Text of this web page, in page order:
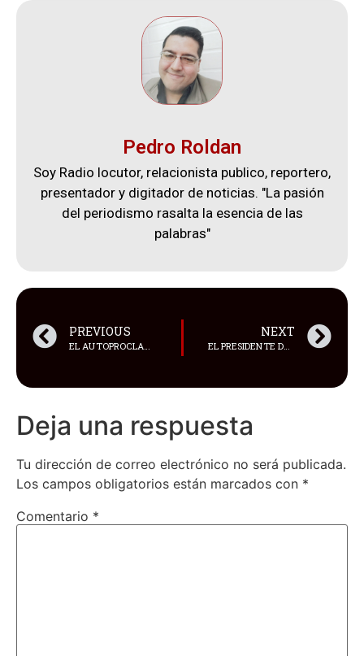
Pedro Roldan
Soy Radio locutor, relacionista publico, reportero,
presentador y digitador de noticias. "La pasión
del periodismo rasalta la esencia de las
palabras"
PREVIOUS NEXT
Deja una respuesta
Tu dirección de correo electrónico no será publicada.
Los campos obligatorios están marcados con *
Comentario *